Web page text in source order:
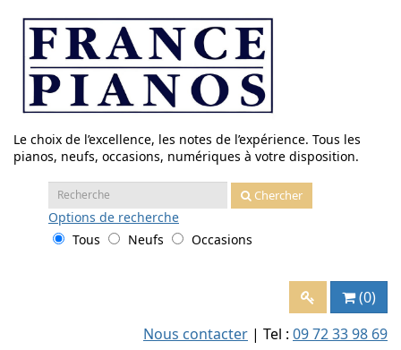
contenu
Le choix de l’excellence, les notes de l’expérience. Tous les
pianos, neufs, occasions, numériques à votre disposition.
Recherche
:
Chercher
Options de recherche
Tous
Neufs Occasions
(0)
Nous contacter | Tel : 09 72 33 98 69